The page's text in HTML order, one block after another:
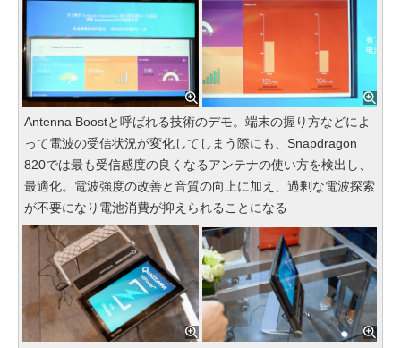
Antenna Boostと呼ばれる技術のデモ。端末の握り方などによ
って電波の受信状況が変化してしまう際にも、Snapdragon
820では最も受信感度の良くなるアンテナの使い方を検出し、
最適化。電波強度の改善と音質の向上に加え、過剰な電波探索
が不要になり電池消費が抑えられることになる